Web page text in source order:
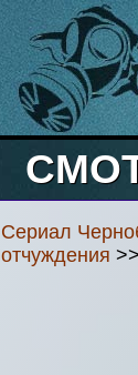
Сериал
отчуждения